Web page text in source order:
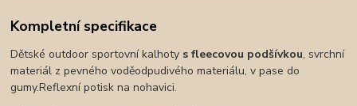
Kompletní specifikace
Dětské outdoor sportovní kalhoty s fleecovou podšívkou, svrchní
materiál z pevného voděodpudivého materiálu, v pase do
gumy.Reflexní potisk na nohavici.